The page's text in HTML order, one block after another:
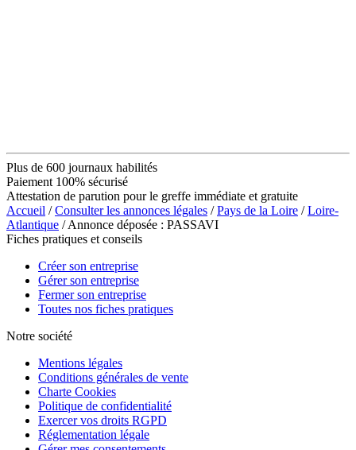
Plus de 600 journaux habilités
Paiement 100% sécurisé
Attestation de parution pour le greffe immédiate et gratuite
Accueil /Consulter les annonces légales /Pays de la Loire /Loire-
Atlantique / Annonce déposée : PASSAVI
Fiches pratiques et conseils
Créer son entreprise
Gérer son entreprise
Fermer son entreprise
Toutes nos fiches pratiques
Notre société
Mentions légales
Conditions générales de vente
Charte Cookies
Politique de confidentialité
Exercer vos droits RGPD
Réglementation légale